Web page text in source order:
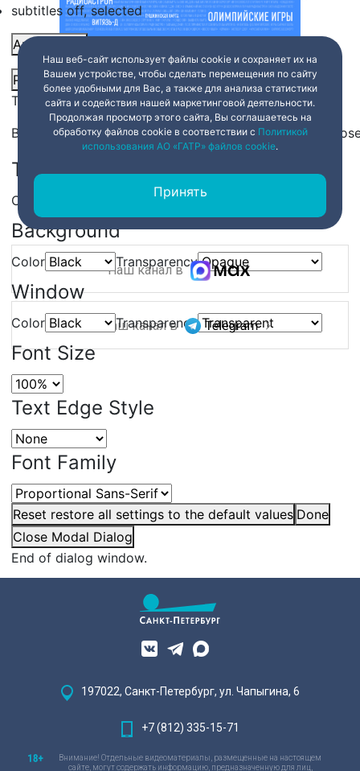
subtitles off, selected
Audio Track
Picture-in-Picture Fullscreen Share
This is a modal window.
Beginning of dialog window. Escape will cancel and
Text
Color Transparency
Background
Color Transparency
Window
Color Transparency
Font Size
Text Edge Style
Font Family
Reset restore all settings to the default values Done
Close Modal Dialog
End of dialog window.
Наш канал в
Наш канал в
Наш веб-сайт использует файлы cookie и сохраняет их на
Вашем устройстве, чтобы сделать перемещения по сайту
более удобными для Вас, а также для анализа статистики
сайта и содействия нашей маркетинговой деятельности.
Продолжая просмотр этого сайта, Вы соглашаетесь на
обработку файлов cookie в соответствии с Политикой
использования АО «ГАТР» файлов cookie.
Принять
197022, Санкт-Петербург, ул. Чапыгина, 6
+7 (812) 335-15-71
Внимание! Отдельные видеоматериалы, размещенные на настоящем
сайте, могут содержать информацию, предназначенную для лиц,